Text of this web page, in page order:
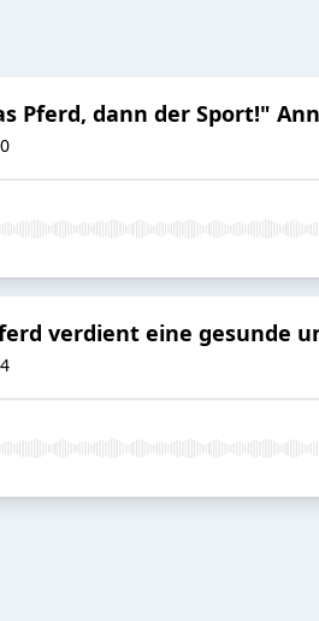
Pferd, dann der Sport!"
verdient eine gesunde